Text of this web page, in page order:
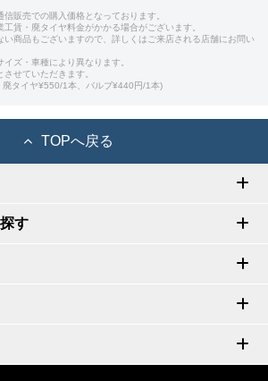
信販売での購入価格となっております。
賃・廃タイヤ料金がかかる場合がございます。
い商品もございますので、詳しくはご来店される店舗にお問い
ズ・車種により異なります。
せていただきます。
タイヤ¥550/1本、バルブ¥440円/1本)
TOPへ戻る
す